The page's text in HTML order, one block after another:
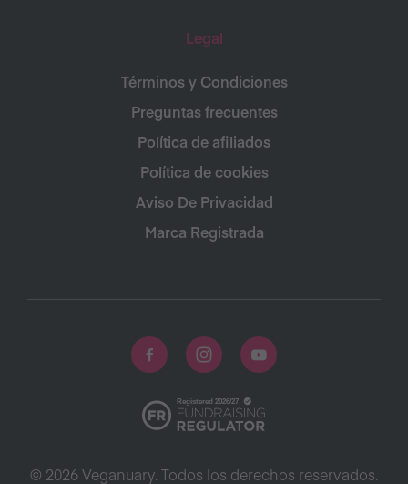
Legal
Términos y Condiciones
Preguntas frecuentes
Política de afiliados
Política de cookies
Aviso De Privacidad
Marca Registrada
© 2026 Veganuary. Todos los derechos reservados.